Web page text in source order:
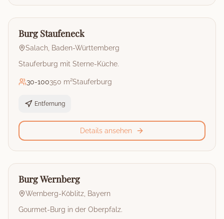
🏰
Burg
Burg Staufeneck
Salach Baden-Württemberg
Stauferburg mit Sterne-Küche.
30-100350 m²Stauferburg
Entfernung
Details ansehen
🏰
Burg
Burg Wernberg
Wernberg-Köblitz Bayern
Gourmet-Burg in der Oberpfalz.